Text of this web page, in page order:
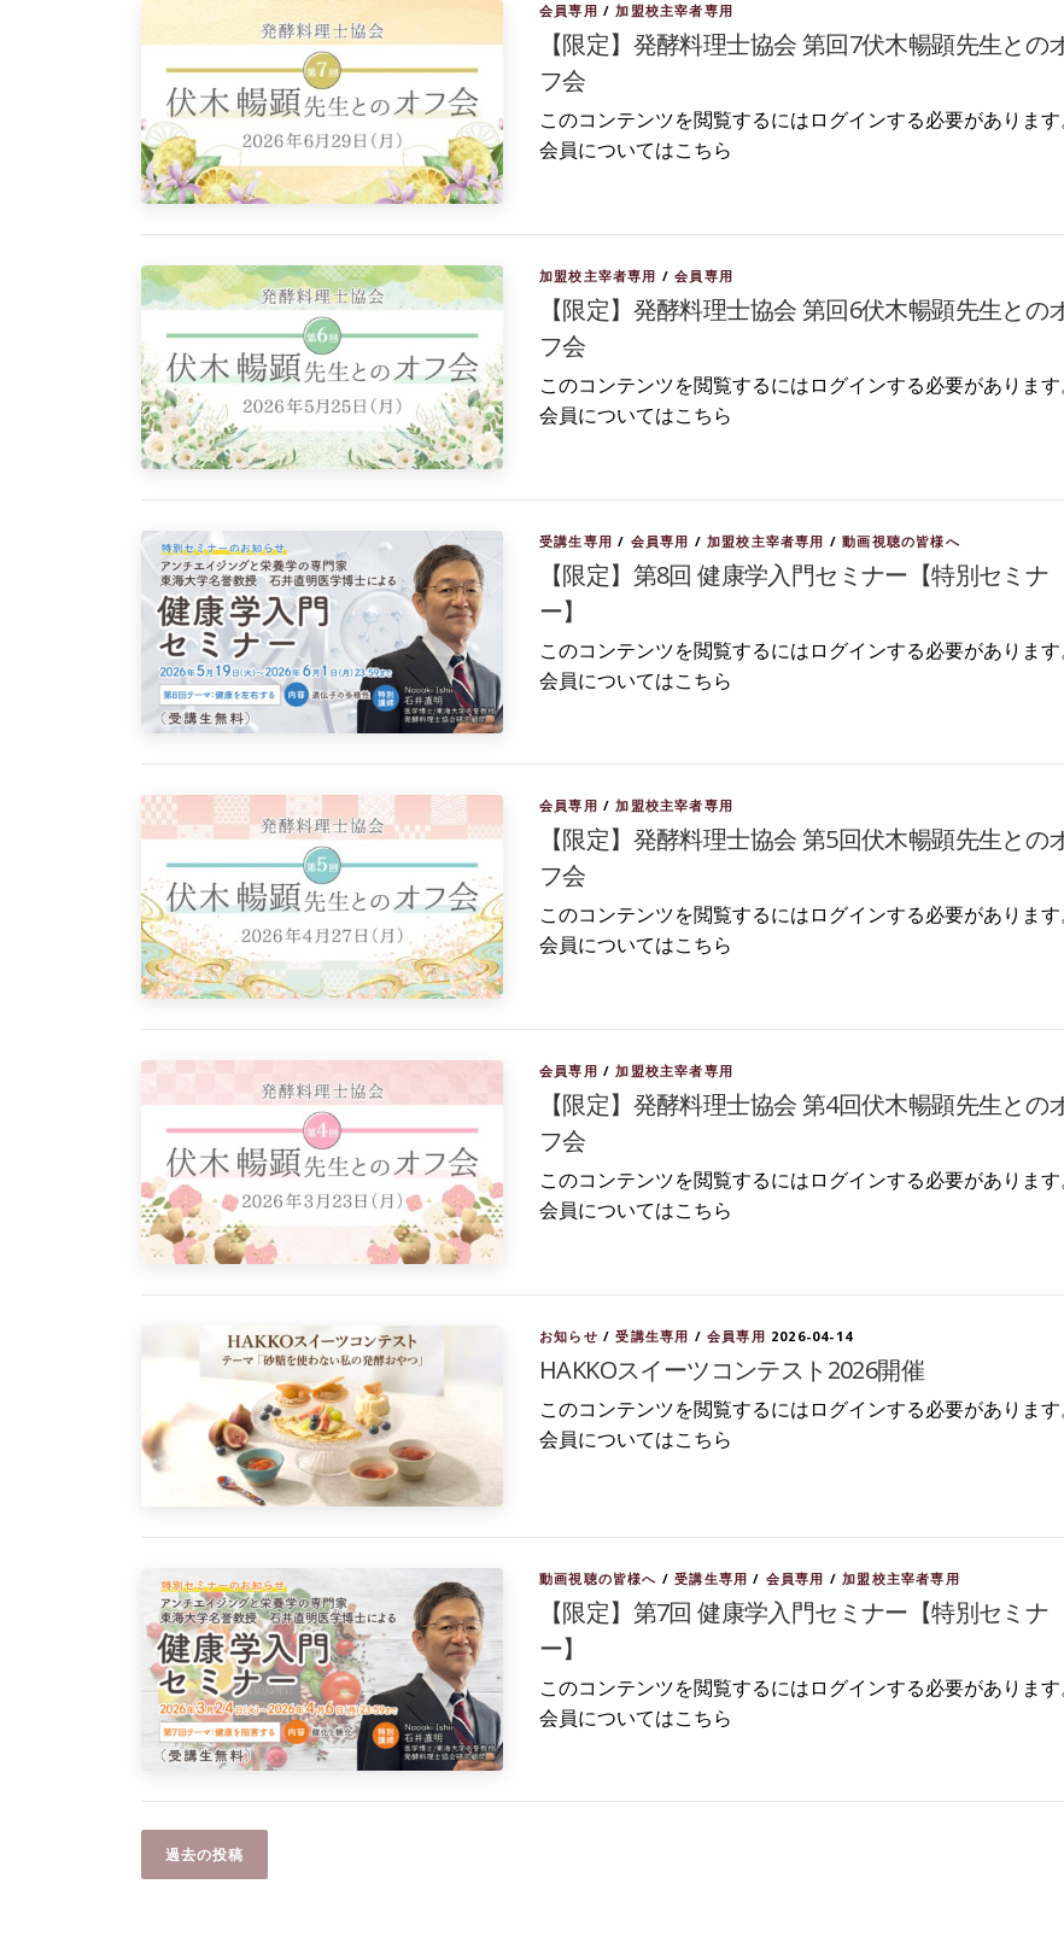
会員専用 /加盟校主宰者専用
【限定】発酵料理士協会 第回7伏木暢顕先生との
フ会
このコンテンツを閲覧するにはログインする必要があります
会員についてはこちら
加盟校主宰者専用 /会員専用
【限定】発酵料理士協会 第回6伏木暢顕先生との
フ会
このコンテンツを閲覧するにはログインする必要があります
会員についてはこちら
受講生専用 / 会員専用 /加盟校主宰者専用 /動画視聴の皆様へ
【限定】第8回 健康学入門セミナー【特別セミナ
ー】
このコンテンツを閲覧するにはログインする必要があります
会員についてはこちら
会員専用 /加盟校主宰者専用
【限定】発酵料理士協会 第5回伏木暢顕先生との
フ会
このコンテンツを閲覧するにはログインする必要があります
会員についてはこちら
会員専用 /加盟校主宰者専用
【限定】発酵料理士協会 第4回伏木暢顕先生との
フ会
このコンテンツを閲覧するにはログインする必要があります
会員についてはこちら
お知らせ /受講生専用 /会員専用 2026-04-14
HAKKOスイーツコンテスト2026開催
このコンテンツを閲覧するにはログインする必要があります
会員についてはこちら
動画視聴の皆様へ /受講生専用 / 会員専用 /加盟校主宰者専用
【限定】第7回 健康学入門セミナー【特別セミナ
ー】
このコンテンツを閲覧するにはログインする必要があります
会員についてはこちら
投
稿過去の投稿